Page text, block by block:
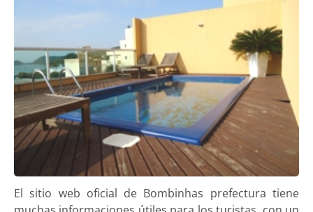
El sitio web oficial de Bombinhas prefectura tiene